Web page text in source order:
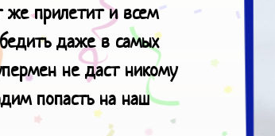
же прилетит и всем
даже в самых
не даст никому
попасть на наш